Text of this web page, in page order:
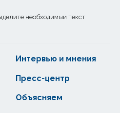
необходимый текст
Интервью и мнения
Пресс-центр
Объясняем